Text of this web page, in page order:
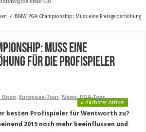
/
BMW PGA Championship: Muss eine Preisgelderhöhung
Muss eine
für die Profispieler
, European-Tour, News,PGA-Tour
» nächster Artikel
besten Profispieler für Wentworth zu?
2015 noch mehr beeinflussen und